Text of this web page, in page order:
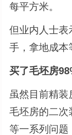
每平方米。
但业内人士表
手，拿地成本
买了毛坯房
虽然目前精装
毛坯房的二次
等一系列问题